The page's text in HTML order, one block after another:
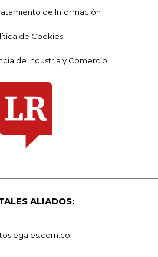
de Información
de Cookies
de Industria y Comercio
ALIADOS: